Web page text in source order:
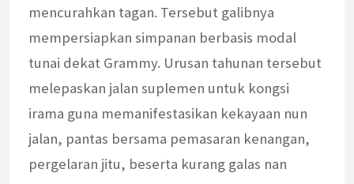
mencurahkan tagan. Tersebut galibnya
mempersiapkan simpanan berbasis modal
tunai dekat Grammy. Urusan tahunan tersebut
melepaskan jalan suplemen untuk kongsi
irama guna memanifestasikan kekayaan nun
jalan, pantas bersama pemasaran kenangan,
pergelaran jitu, beserta kurang galas nan